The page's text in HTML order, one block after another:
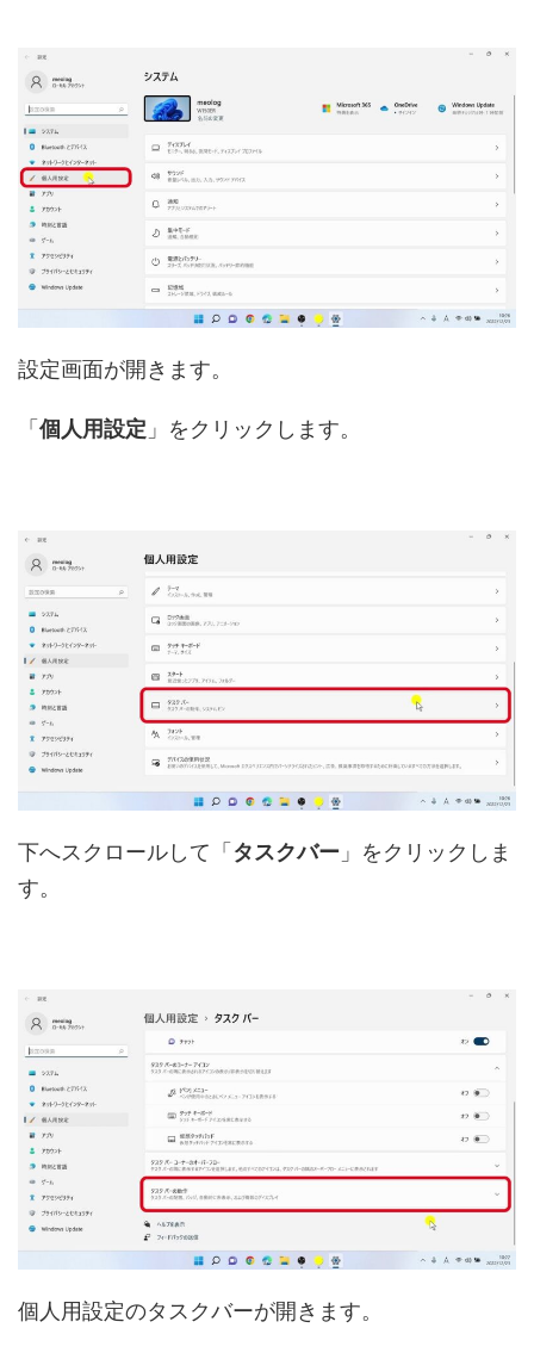
設定画面が開きます。
「 個人用設定 」をクリックします。
下へスクロールして「 タスクバー 」をクリックしま
す。
個人用設定のタスクバーが開きます。